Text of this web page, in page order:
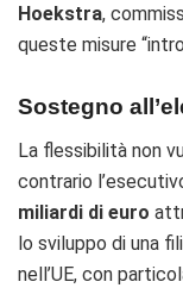
Hoekstra,
queste misure “i
Sostegno
La flessibilità non
contrario
miliardi di euro
lo sviluppo di una
nell’UE, con